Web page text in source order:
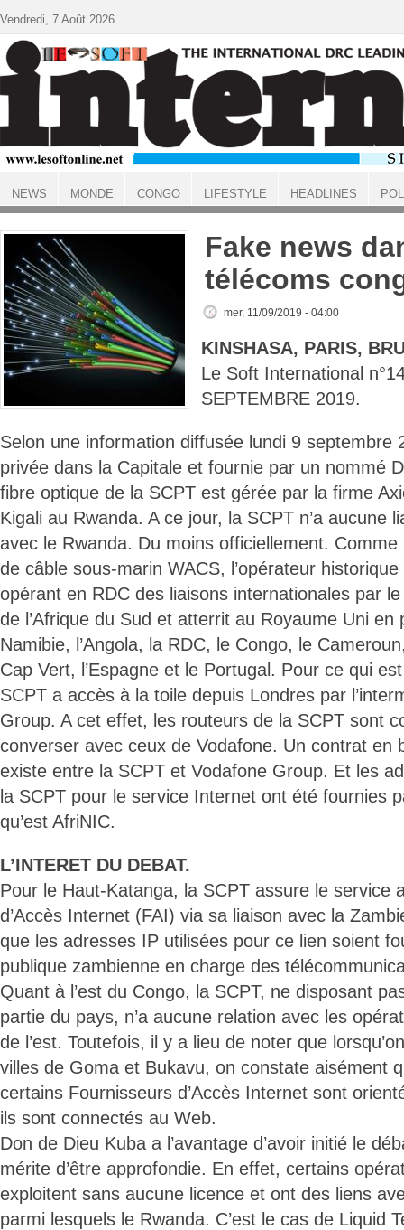
ACCUEIL
Fake news
télécoms
mer, 11/09/2019 - 04:00
KINSHASA, PARIS,
Le Soft International
SEPTEMBRE 2019.
Selon une information diffusée lundi 9 septembre
privée dans la Capitale et fournie par un nommé
fibre optique de la SCPT est gérée par la firme
Kigali au Rwanda. A ce jour, la SCPT n’a aucune
avec le Rwanda. Du moins officiellement.
de câble sous-marin WACS, l’opérateur
opérant en RDC des liaisons internationales par
de l’Afrique du Sud et atterrit au Royaume Uni en
Namibie, l’Angola, la RDC, le Congo, le
Cap Vert, l’Espagne et le Portugal. Pour ce qui
SCPT a accès à la toile depuis Londres par
Group. A cet effet, les routeurs de la SCPT sont
converser avec ceux de Vodafone. Un contrat en
existe entre la SCPT et Vodafone Group. Et les
la SCPT pour le service Internet ont été fournies
qu’est AfriNIC.
L’INTERET DU DEBAT.
Pour le Haut-Katanga, la SCPT assure le service
d’Accès Internet (FAI) via sa liaison avec la
que les adresses IP utilisées pour ce lien soient
publique zambienne en charge des
Quant à l’est du Congo, la SCPT, ne disposant
partie du pays, n’a aucune relation avec les
de l’est. Toutefois, il y a lieu de noter que
villes de Goma et Bukavu, on constate aisément
certains Fournisseurs d’Accès Internet sont
ils sont connectés au Web.
Don de Dieu Kuba a l’avantage d’avoir initié le
mérite d’être approfondie. En effet, certains
exploitent sans aucune licence et ont des liens
parmi lesquels le Rwanda. C’est le cas de Liquid
Vendredi, 7 Août 2026
NEWS MONDE CONGO LIFESTYLE HEADLINES